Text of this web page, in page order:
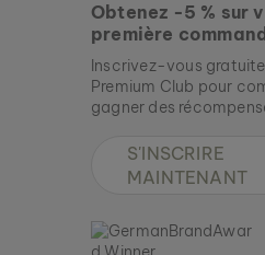
Obtenez -5 % sur
première
Inscrivez-vous
Premium Club pour
gagner des
S'INSCRIRE
MAINTENANT